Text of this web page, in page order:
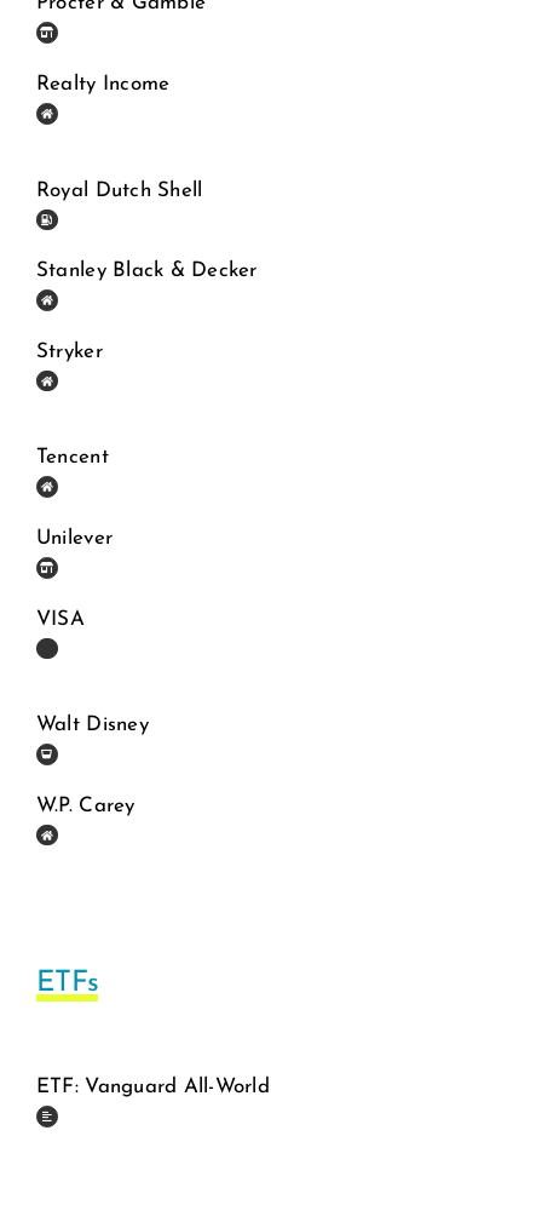
Realty Income
Royal Dutch Shell
Stanley Black & Decker
Stryker
Tencent
Unilever
VISA
Walt Disney
W.P. Carey
ETFs
ETF: Vanguard All-World